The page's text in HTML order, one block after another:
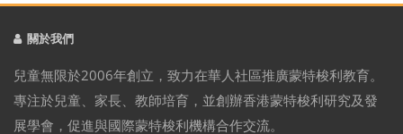
關於我們
兒童無限於2006年創立，致力在華人社區推廣蒙特梭利教育。
專注於兒童、家長、教師培育，並創辦香港蒙特梭利研究及發
展學會，促進與國際蒙特梭利機構合作交流。